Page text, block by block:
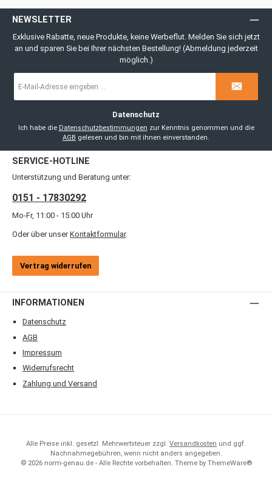
NEWSLETTER
Exklusive Rabatte, neue Produkte, keine Werbeflut. Melden Sie sich jetzt
an und sparen Sie bei Ihrer nächsten Bestellung! (Abmeldung jederzeit
möglich.)
Mail-
Datenschutz
Ich habe die Datenschutzbestimmungen
zur Kenntnis genommen und die
AGB gelesen und bin mit ihnen einverstanden.
SERVICE-HOTLINE
Unterstützung und Beratung unter:
0151 - 17830292
Mo-Fr, 11:00 - 15:00 Uhr
Oder über unser Kontaktformular.
Vertrag widerrufen
INFORMATIONEN
Datenschutz
AGB
Impressum
Widerrufsrecht
Zahlung und Versand
Alle Preise inkl. gesetzl. Mehrwertsteuer zzgl. Versandkosten und ggf.
Nachnahmegebühren, wenn nicht anders angegeben.
© 2026 norm-genau.de - Alle Rechte vorbehalten. Theme by ThemeWare®